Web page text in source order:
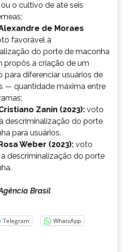
o cultivo de até seis
de Moraes
favorável à
do porte de maconha
propôs a criação de um
para diferenciar usuários de
— quantidade máxima entre
Zanin (2023): voto
descriminalização do porte
para usuários.
Weber (2023): voto
descriminalização do porte
Brasil
Telegram
WhatsApp